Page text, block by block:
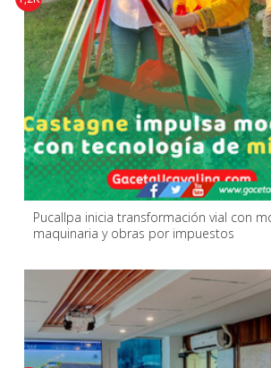
Pucallpa inicia transformación vial con
maquinaria y obras por impuestos